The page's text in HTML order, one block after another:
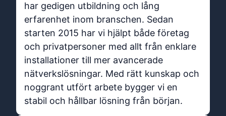
har gedigen utbildning och lång
erfarenhet inom branschen. Sedan
starten 2015 har vi hjälpt både företag
och privatpersoner med allt från enklare
installationer till mer avancerade
nätverkslösningar. Med rätt kunskap och
noggrant utfört arbete bygger vi en
stabil och hållbar lösning från början.